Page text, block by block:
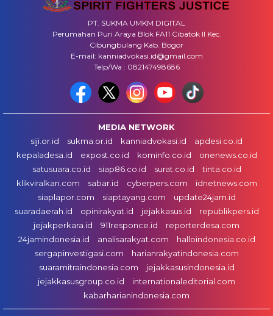
PT. SUKMA UMKM DIGITAL
Perumahan Puri Araya Blok FA11 Cibatok II Kec.
Cibungbulang Kab. Bogor
E-mail: kanniadvokasi.id@gmail.com
Telp/Wa : 082147498686
MEDIA NETWORK
siji.or.id
sukma.or.id kanniadvokasi.id
apdesi.co.id
kepaladesa.id
expost.co.id kominfo.co.id
onenews.co.id
satusuara.co.id
siap86.co.id surat.co.id
tinta.co.id
klikviralkan.com
sabar.id cyberpers.com
idnetnews.com
siaplapor.com
siaptayang.com
update24jam.id
suaradaerah.id
opinirakyat.id jejakkasus.id
republikpers.id
jejakperkara.id
911responce.id
reporterdesa.com
24jamindonesia.id
analisarakyat.com
halloindonesia.co.id
sergapinvestigasi.com
harianrakyatindonesia.com
suaramitraindonesia.com
jejakkasusindonesia.id
jejakkasusgroup.co.id
internationaleditorial.com
kabarharianindonesia.com